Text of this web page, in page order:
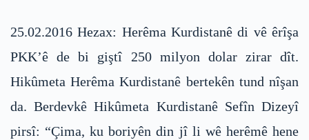
25.02.2016 Hezax: Herêma Kurdistanê di vê êrîşa
PKK’ê de bi giştî 250 milyon dolar zirar dît.
Hikûmeta Herêma Kurdistanê bertekên tund nîşan
da. Berdevkê Hikûmeta Kurdistanê Sefîn Dizeyî
pirsî: “Çima, ku boriyên din jî li wê herêmê hene